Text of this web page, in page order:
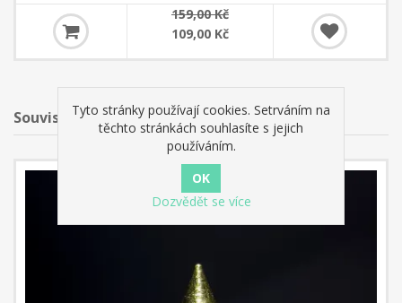
159,00 Kč
109,00 Kč
Související produkty
Tyto stránky používají cookies. Setrváním na
těchto stránkách souhlasíte s jejich
používáním.
Dozvědět se více